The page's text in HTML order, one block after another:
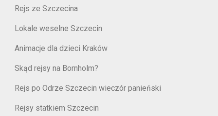
Rejs ze Szczecina
Lokale weselne Szczecin
Animacje dla dzieci Kraków
Skąd rejsy na Bornholm?
Rejs po Odrze Szczecin wieczór panieński
Rejsy statkiem Szczecin